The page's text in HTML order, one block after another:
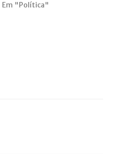
Em "Política"